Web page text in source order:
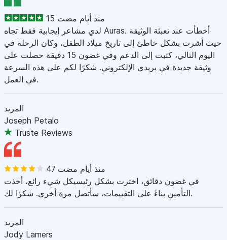
15 منذ أيام مضت
لدي مشاعر إيجابية فقط تجاه Auras. أخطأت عند تعبئة الوثيقة
حيث أشرت بشكل خاطئ إلى تاريخ ميلاد الطفل، وكان الرحلة في
اليوم التالي، كتبت إلى الدعم وفي غضون 15 دقيقة حصلت على
وثيقة جديدة في بريدي الإلكتروني. شكرًا لكم على هذه السرعة
في العمل.
المزيد
Joseph Petalo
Truste Reviews
47 منذ أيام مضت
في غضون دقائق، اخترت بشكل رئيسيكل شيء رائع، أخذت
التأمين بناءً على التقييمات، سأتصل مرة أخرى. شكرًا لك.
المزيد
Jody Lamers